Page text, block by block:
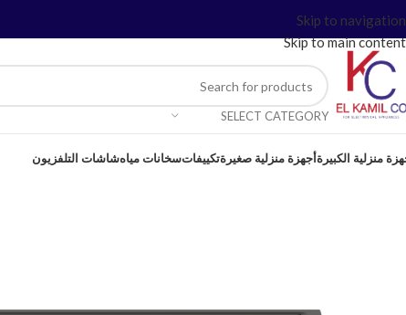
Skip to navigation
Skip to main content
SELECT CATEGORY
منزلية الكبيرةأجهزة منزلية صغيرةتكييفاتسخانات مياهشاشات التلفزيون